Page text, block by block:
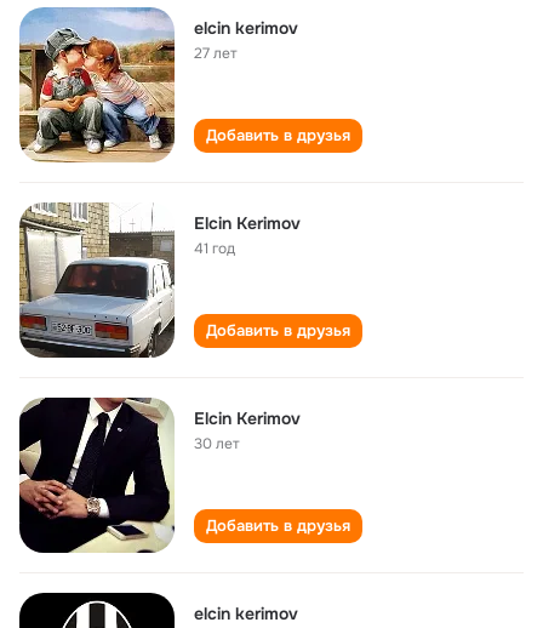
elcin kerimov
27 лет
Добавить в друзья
Elcin Kerimov
41 год
Добавить в друзья
Elcin Kerimov
30 лет
Добавить в друзья
elcin kerimov